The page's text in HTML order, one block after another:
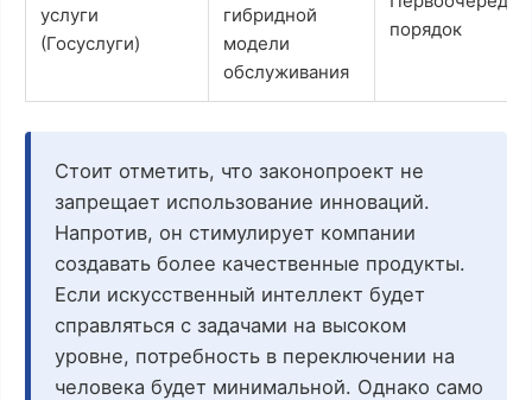
услуги
(Госуслуги)
гибридной
модели
обслуживания
порядок
Стоит отметить, что законопроект не
запрещает использование инноваций.
Напротив, он стимулирует компании
создавать более качественные продукты.
Если искусственный интеллект будет
справляться с задачами на высоком
уровне, потребность в переключении на
человека будет минимальной. Однако само